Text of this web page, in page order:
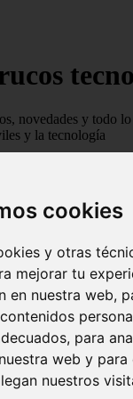
cookies
y otras
mejorar tu
en nuestra web,
para
web y para
nuestros
novedades y todo
y la tecnología
artículos
Review 【Análisis